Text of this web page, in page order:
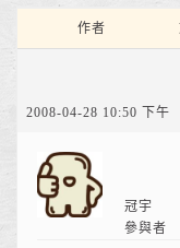
作者
2008-04-28 10:50 下午
冠宇
參與者